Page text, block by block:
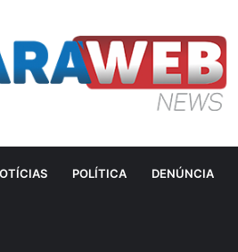
POLÍTICA DENÚNCIA